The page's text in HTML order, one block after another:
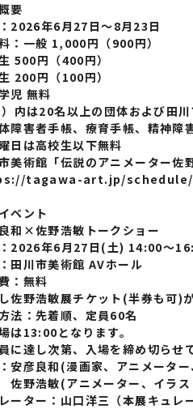
要
2026年6月27日～8月23日
：一般 1,000円（900円）
500円（400円）
200円（100円）
児 無料
内は20名以上の団体および田川
障害者手帳、療育手帳、精神障
日は高校生以下無料
美術館「伝説のアニメーター佐
tagawa-art.jp/
ベント
和×佐野浩敏トークショー
2026年6月27日(土) 14:00～
田川市美術館 AVホール
：無料
佐野浩敏展チケット(半券も可)
法：先着順、定員60名
は13:00となります。
に達し次第、入場を締め切らせ
安彦良和(漫画家、アニメータ
浩敏(アニメーター、イラス
ーター：山口洋三（本展キュレ